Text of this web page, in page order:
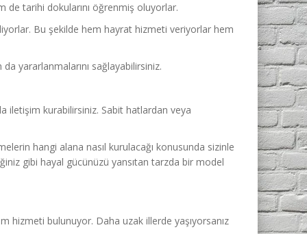
de tarihi dokularını öğrenmiş oluyorlar.
Bu şekilde hem hayrat hizmeti veriyorlar hem
yararlanmalarını sağlayabilirsiniz.
iletişim kurabilirsiniz. Sabit hatlardan veya
hangi alana nasıl kurulacağı konusunda sizinle
gibi hayal gücünüzü yansıtan tarzda bir model
hizmeti bulunuyor. Daha uzak illerde yaşıyorsanız